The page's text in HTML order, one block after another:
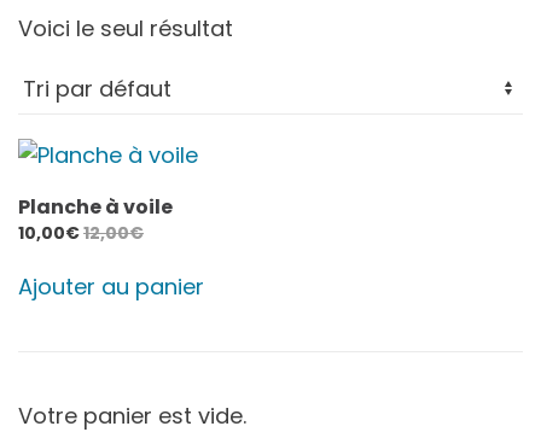
Voici le seul résultat
Planche à voile
10,00€12,00€
Ajouter au panier
Votre panier est vide.